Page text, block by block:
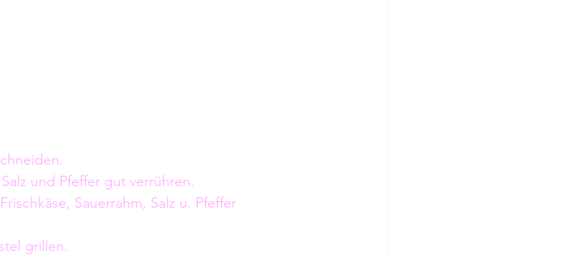
und Pfeffer gut verrühren.
Sauerrahm, Salz u. Pfeffer
grillen.